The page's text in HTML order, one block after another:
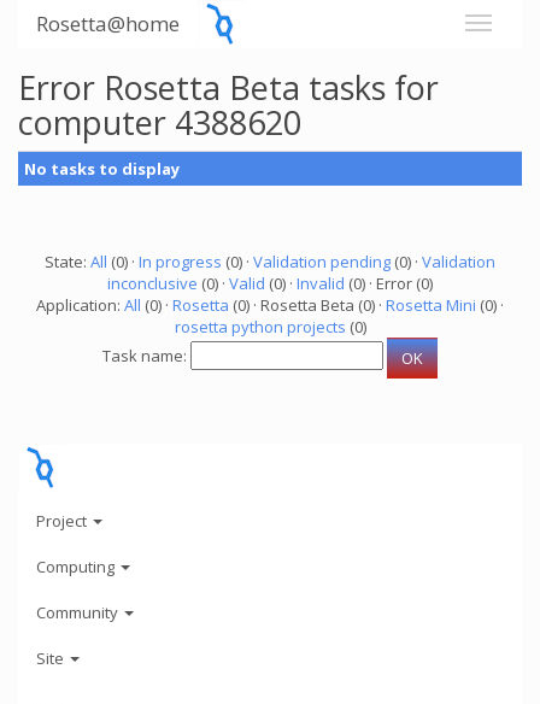
Rosetta@home
Error Rosetta Beta tasks for
computer 4388620
No tasks to display
State: All (0) · In progress (0) · Validation pending (0) · Validation
inconclusive (0) · Valid (0) · Invalid (0) · Error (0)
Application: All (0) · Rosetta (0) · Rosetta Beta (0) · Rosetta Mini (0) ·
rosetta python projects (0)
Task name:
Project
Computing
Community
Site